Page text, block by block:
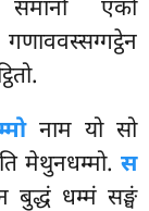
एको
नाम यो सो
मेथुनधम्मो. स
धम्मं सङ्घं